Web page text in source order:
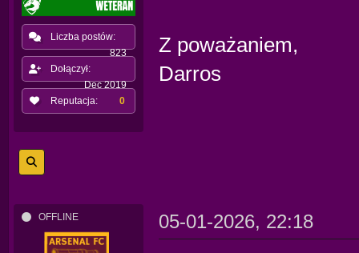
Liczba postów:
823
Dołączył:
Dec 2019
Reputacja:
0
Z poważaniem,
Darros
OFFLINE 05-01-2026, 22:18